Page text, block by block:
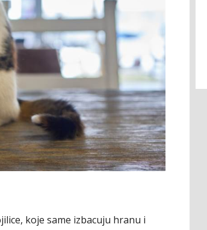
koje same izbacuju hranu i